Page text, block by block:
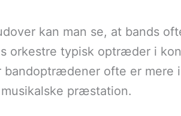
kan man se, at bands
orkestre typisk optræder i
bandoptrædener ofte er mere
præstation.